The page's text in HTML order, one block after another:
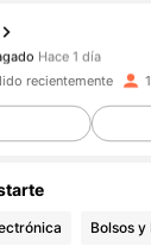
hace Hace 1 día
recientemente
Bolsos y